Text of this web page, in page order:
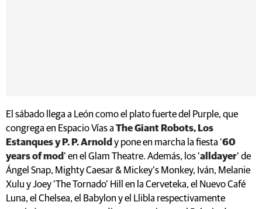
El sábado llega a León como el plato fuerte del Purple, que
congrega en Espacio Vías a The Giant Robots, Los
Estanques y P. P. Arnold y pone en marcha la fiesta ‘60
years of mod ’ en el Glam Theatre. Además, los ‘alldayer’ de
Ángel Snap, Mighty Caesar & Mickey’s Monkey, Iván, Melanie
Xulu y Joey ‘The Tornado’ Hill en la Cerveteka, el Nuevo Café
Luna, el Chelsea, el Babylon y el Llibla respectivamente